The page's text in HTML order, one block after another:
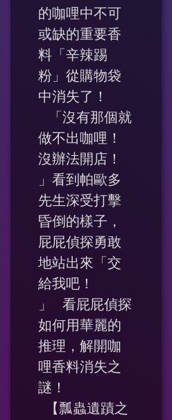
的咖哩中不可
或缺的重要香
料「辛辣踢
粉」從購物袋
中消失了！
「沒有那個就
做不出咖哩！
沒辦法開店！
」看到帕歐多
先生深受打擊
昏倒的樣子，
屁屁偵探勇敢
地站出來「交
給我吧！
」 看屁屁偵探
如何用華麗的
推理，解開咖
哩香料消失之
謎！
【瓢蟲遺蹟之